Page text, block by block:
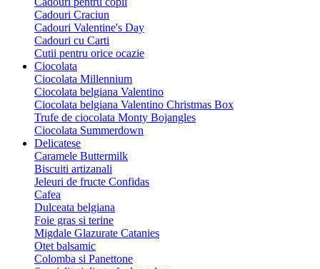
Cadouri Craciun
Cadouri Valentine's Day
Cadouri cu Carti
Cutii pentru orice ocazie
Ciocolata
Ciocolata Millennium
Ciocolata belgiana Valentino
Ciocolata belgiana Valentino Christmas Box
Trufe de ciocolata Monty Bojangles
Ciocolata Summerdown
Delicatese
Caramele Buttermilk
Biscuiti artizanali
Jeleuri de fructe Confidas
Cafea
Dulceata belgiana
Foie gras si terine
Migdale Glazurate Catanies
Otet balsamic
Colomba si Panettone